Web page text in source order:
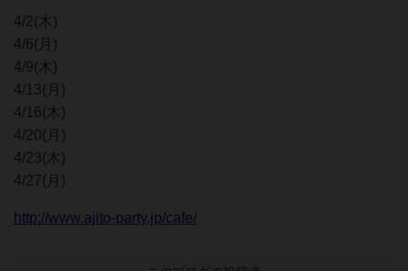
4/2(木)
4/6(月)
4/9(木)
4/13(月)
4/16(木)
4/20(月)
4/23(木)
4/27(月)
http://www.ajito-party.jp/cafe/